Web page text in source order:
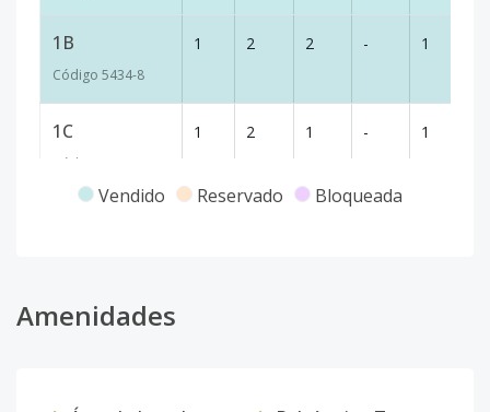
1B
Código 5434-8
1 2 2 - 1
1C
Código
1 2 1 - 1
Vendido Reservado Bloqueada
Amenidades